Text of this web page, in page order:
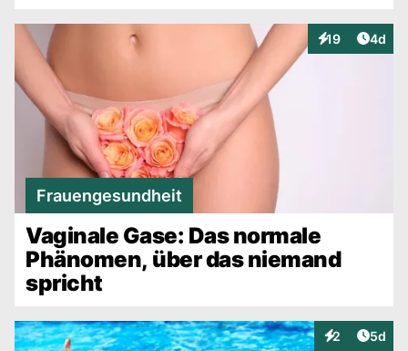
19
Interaktionen
4d
Frauengesundheit
Vaginale Gase: Das normale
Phänomen, über das niemand
spricht
2
Interaktionen
5d